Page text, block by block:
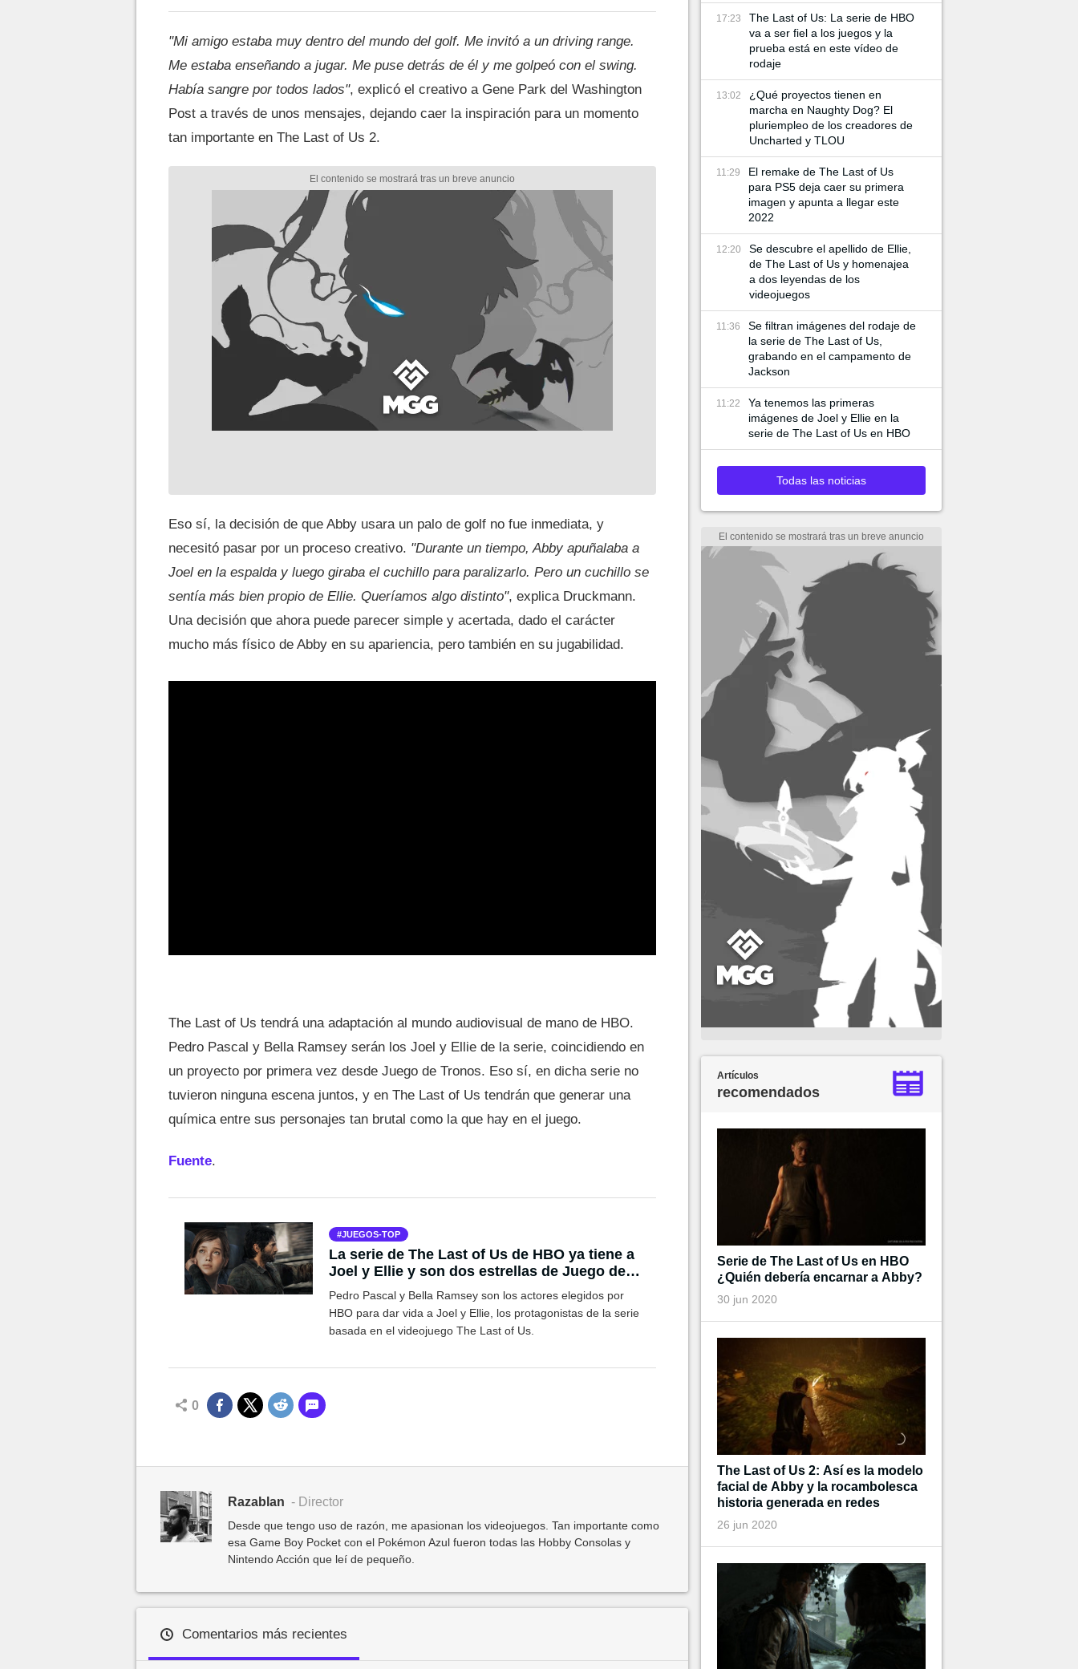
"Mi amigo estaba muy dentro del mundo del golf. Me invitó a un driving range.
Me estaba enseñando a jugar. Me puse detrás de él y me golpeó con el swing.
Había sangre por todos lados", explicó el creativo a Gene Park del Washington
Post a través de unos mensajes, dejando caer la inspiración para un momento
tan importante en The Last of Us 2.
Eso sí, la decisión de que Abby usara un palo de golf no fue inmediata, y
necesitó pasar por un proceso creativo. "Durante un tiempo, Abby apuñalaba a
Joel en la espalda y luego giraba el cuchillo para paralizarlo. Pero un cuchillo se
sentía más bien propio de Ellie. Queríamos algo distinto", explica Druckmann.
Una decisión que ahora puede parecer simple y acertada, dado el carácter
mucho más físico de Abby en su apariencia, pero también en su jugabilidad.
The Last of Us tendrá una adaptación al mundo audiovisual de mano de HBO.
Pedro Pascal y Bella Ramsey serán los Joel y Ellie de la serie, coincidiendo en
un proyecto por primera vez desde Juego de Tronos. Eso sí, en dicha serie no
tuvieron ninguna escena juntos, y en The Last of Us tendrán que generar una
química entre sus personajes tan brutal como la que hay en el juego.
Fuente.
JUEGOS-TOP
La serie de The Last of Us de HBO ya tiene a
Joel y Ellie y son dos estrellas de Juego de
Tronos
Pedro Pascal y Bella Ramsey son los actores elegidos por
HBO para dar vida a Joel y Ellie, los protagonistas de la serie
basada en el videojuego The Last of Us.
0
Razablan - Director
Desde que tengo uso de razón, me apasionan los videojuegos. Tan importante como
esa Game Boy Pocket con el Pokémon Azul fueron todas las Hobby Consolas y
Nintendo Acción que leí de pequeño.
Comentarios más recientes
17:23
The Last of Us: La serie de HBO
va a ser fiel a los juegos y la
prueba está en este vídeo de
rodaje
13:02
¿Qué proyectos tienen en
marcha en Naughty Dog? El
pluriempleo de los creadores de
Uncharted y TLOU
11:29
El remake de The Last of Us
para PS5 deja caer su primera
imagen y apunta a llegar este
2022
12:20
Se descubre el apellido de Ellie,
de The Last of Us y homenajea
a dos leyendas de los
videojuegos
11:36
Se filtran imágenes del rodaje de
la serie de The Last of Us,
grabando en el campamento de
Jackson
11:22
Ya tenemos las primeras
imágenes de Joel y Ellie en la
serie de The Last of Us en HBO
Todas las noticias
Artículos
recomendados
Serie de The Last of Us en HBO
¿Quién debería encarnar a Abby?
30 jun 2020
The Last of Us 2: Así es la modelo
facial de Abby y la rocambolesca
historia generada en redes
26 jun 2020